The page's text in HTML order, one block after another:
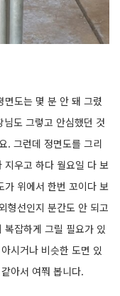
도는 몇 분 안 돼 그렸
도 그렇고 안심했던 것
. 그런데 정면도를 그리
지우고 하다 월요일 다 보
가 위에서 한번 꼬이다 보
형선인지 분간도 안 되고
잡하게 그릴 필요가 있
시거나 비슷한 도면 있
아서 여쭤 봅니다.